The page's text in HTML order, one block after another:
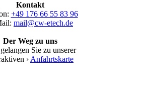
Kontakt
+49 176 66 55 83 96
mail@cw-etech.de
Der Weg zu uns
Sie zu unserer
› Anfahrtskarte